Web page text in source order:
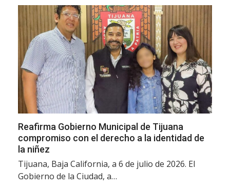
Reafirma Gobierno Municipal de Tijuana
compromiso con el derecho a la identidad de
la niñez
Tijuana, Baja California, a 6 de julio de 2026. El
Gobierno de la Ciudad, a…